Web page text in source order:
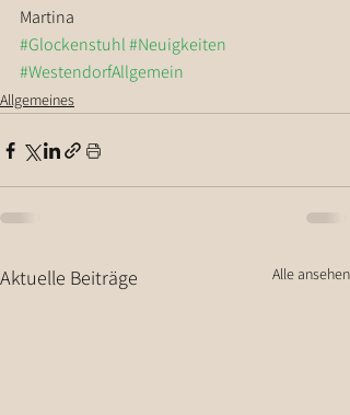
Martina
#Glockenstuhl#Neuigkeiten
#WestendorfAllgemein
Allgemeines
Aktuelle Beiträge Alle ansehen